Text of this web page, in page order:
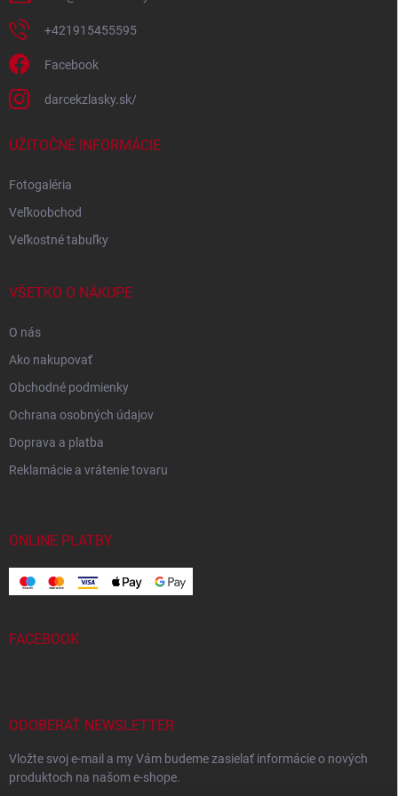
+421915455595
Facebook
darcekzlasky.sk/
UŽITOČNÉ INFORMÁCIE
Fotogaléria
Veľkoobchod
Veľkostné tabuľky
VŠETKO O NÁKUPE
O nás
Ako nakupovať
Obchodné podmienky
Ochrana osobných údajov
Doprava a platba
Reklamácie a vrátenie tovaru
ONLINE PLATBY
FACEBOOK
ODOBERAŤ NEWSLETTER
Vložte svoj e-mail a my Vám budeme zasielať informácie o nových
produktoch na našom e-shope.